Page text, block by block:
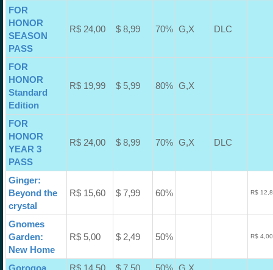
FOR
HONOR
SEASON
PASS
R$ 24,00 $ 8,99 70% G,X DLC
FOR
HONOR
Standard
Edition
R$ 19,99 $ 5,99 80% G,X
FOR
HONOR
YEAR 3
PASS
R$ 24,00 $ 8,99 70% G,X DLC
Ginger:
Beyond the
crystal
R$ 15,60 $ 7,99 60% R$
Gnomes
Garden:
New Home
R$ 5,00 $ 2,49 50% R$
Gorogoa R$ 14,50 $ 7,50 50% G,X